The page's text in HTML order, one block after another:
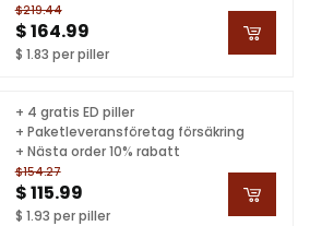
$219.44
$ 164.99
$ 1.83 per piller
$154.27
$ 115.99
$ 1.93 per piller
+ 4 gratis ED piller
+ Paketleveransföretag försäkring
+ Nästa order 10% rabatt